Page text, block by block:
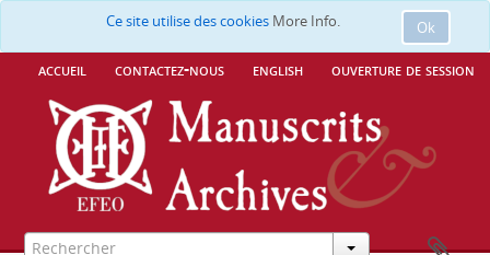
Ok
Ce site utilise des cookies More Info.
accueil contactez-nous english ouverture de session